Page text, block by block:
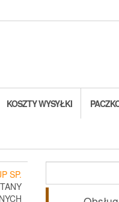
KOSZTY WYSYŁKI
SP.